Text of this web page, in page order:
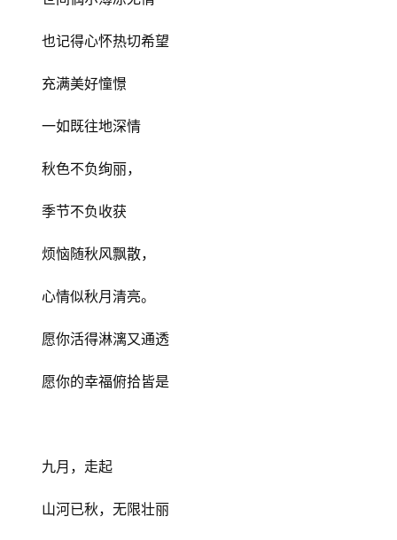
也记得心怀热切希望
充满美好憧憬
一如既往地深情
秋色不负绚丽，
季节不负收获
烦恼随秋风飘散，
心情似秋月清亮。
愿你活得淋漓又通透
愿你的幸福俯拾皆是
九月，走起
山河已秋，无限壮丽